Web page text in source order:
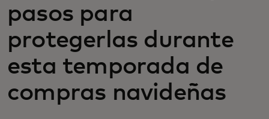
pasos para
protegerlas durante
esta temporada de
compras navideñas